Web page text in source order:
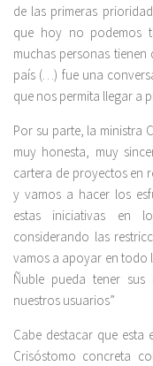
de las primeras
que hoy no podemos
muchas personas
país (…) fue una
que nos permita llegar a
Por su parte, la ministra
muy honesta, muy
cartera de proyectos en
y vamos a hacer los
estas iniciativas en
considerando las
vamos a apoyar en todo
Ñuble pueda tener
nuestros usuarios”
Cabe destacar que
Crisóstomo concreta